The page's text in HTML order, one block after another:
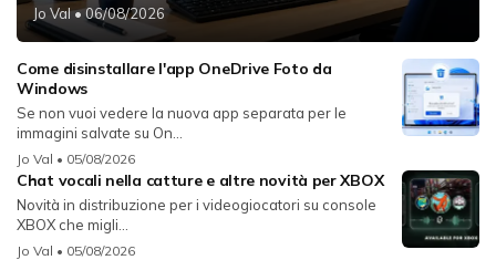
Jo Val• 06/08/2026
Come disinstallare l'app OneDrive Foto da
Windows
Se non vuoi vedere la nuova app separata per le
immagini salvate su On...
Jo Val • 05/08/2026
Chat vocali nella catture e altre novità per XBOX
Novità in distribuzione per i videogiocatori su console
XBOX che migli...
Jo Val • 05/08/2026